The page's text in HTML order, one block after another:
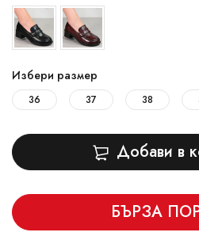
Избери размер
36 37 38
Добави в
БЪРЗА